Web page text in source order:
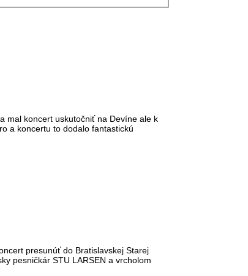
mal koncert uskutočniť na Devíne ale k
a koncertu to dodalo fantastickú
presunúť do Bratislavskej Starej
pesničkár STU LARSEN a vrcholom